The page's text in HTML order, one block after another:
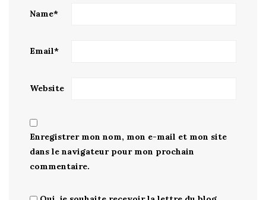
Name*
Email*
Website
Enregistrer mon nom, mon e-mail et mon site
dans le navigateur pour mon prochain
commentaire.